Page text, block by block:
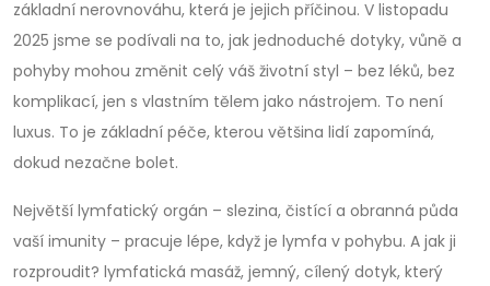
základní nerovnováhu, která je jejich příčinou. V listopadu
2025 jsme se podívali na to, jak jednoduché dotyky, vůně a
pohyby mohou změnit celý váš životní styl – bez léků, bez
komplikací, jen s vlastním tělem jako nástrojem. To není
luxus. To je základní péče, kterou většina lidí zapomíná,
dokud nezačne bolet.
Největší lymfatický orgán – slezina, čistící a obranná půda
vaší imunity – pracuje lépe, když je lymfa v pohybu. A jak ji
rozproudit? lymfatická masáž, jemný, cílený dotyk, který